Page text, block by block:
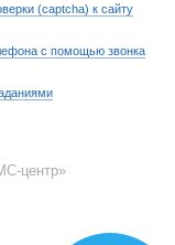
(captcha) к сайту
с помощью звонка
центр»